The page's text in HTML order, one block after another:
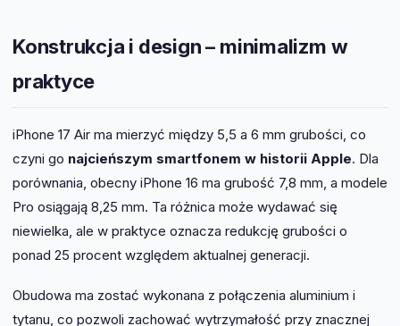
Konstrukcja i design – minimalizm w
praktyce
iPhone 17 Air ma mierzyć między 5,5 a 6 mm grubości, co
czyni go najcieńszym smartfonem w historii Apple. Dla
porównania, obecny iPhone 16 ma grubość 7,8 mm, a modele
Pro osiągają 8,25 mm. Ta różnica może wydawać się
niewielka, ale w praktyce oznacza redukcję grubości o
ponad 25 procent względem aktualnej generacji.
Obudowa ma zostać wykonana z połączenia aluminium i
tytanu, co pozwoli zachować wytrzymałość przy znacznej